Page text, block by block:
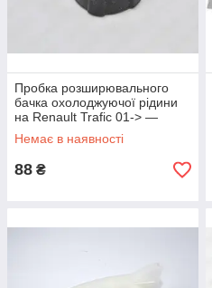
Пробка розширювального
бачка охолоджуючої рідини
на Renault Trafic 01-> —
Metalcaucho (Іспанія) -
MC03563
Немає в наявності
88 ₴